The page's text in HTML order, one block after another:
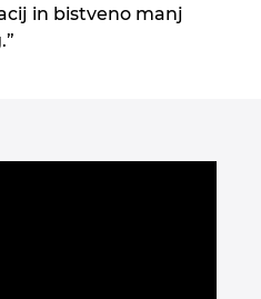
in bistveno manj